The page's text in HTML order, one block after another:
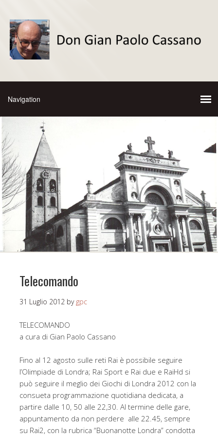
Telecomando
31 Luglio 2012 by gpc
TELECOMANDO
a cura di Gian Paolo Cassano
Fino al 12 agosto sulle reti Rai è possibile seguire
l’Olimpiade di Londra; Rai Sport e Rai due e RaiHd si
può seguire il meglio dei Giochi di Londra 2012 con la
consueta programmazione quotidiana dedicata, a
partire dalle 10, 50 alle 22,30. Al termine delle gare,
appuntamento da non perdere alle 22.45, sempre
su Rai2, con la rubrica “Buonanotte Londra” condotta